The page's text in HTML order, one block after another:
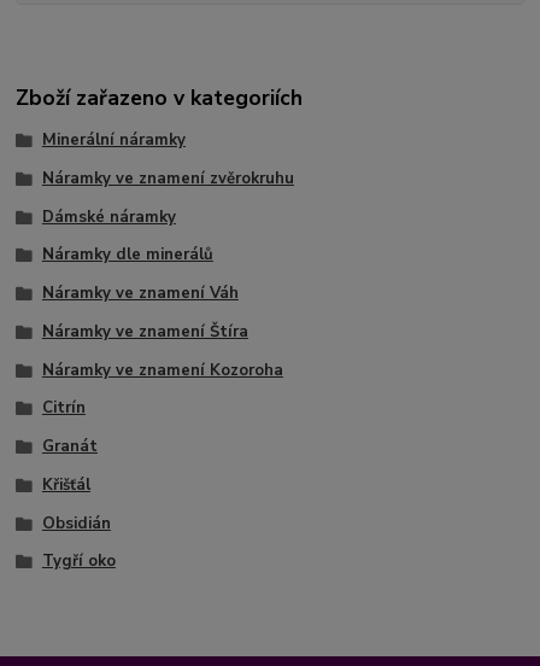
Zboží zařazeno v kategoriích
Minerální náramky
Náramky ve znamení zvěrokruhu
Dámské náramky
Náramky dle minerálů
Náramky ve znamení Váh
Náramky ve znamení Štíra
Náramky ve znamení Kozoroha
Citrín
Granát
Křišťál
Obsidián
Tygří oko